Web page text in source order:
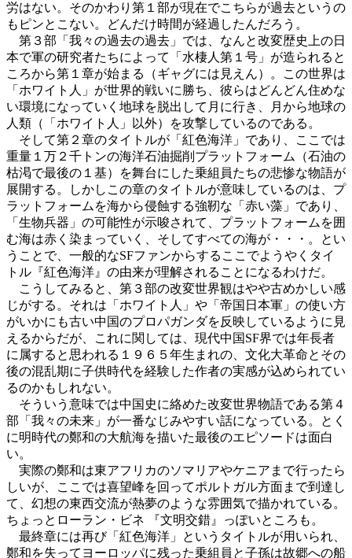
労はない。そのかわり第１部が現在でこちらが過去というの
もピンとこない。どんだけ時間が経過したんだろう。
第３部「我々の過去の過去」では、なんと改変歴史上の日
本で軍の研究者たちによって「水棲人第１号」が造られると
ころから第１章が始まる（ギャグには見えん）。この世界は
「ホワイト人」が世界的戦いに勝ち、彼らはどんどん住めな
い環境になっていく地球を脱出して月に行き、月から地球の
人類（「ホワイト人」以外）を攻撃しているのである。
そして第２章のタイトルが「紅色海洋」であり、ここでは
重量１万２千トンの海洋石油掘削プラットフォーム（石油の
枯渇で最後の１基）を舞台にした乗組員たちの悲惨な物語が
展開する。しかしこの章のタイトルが意味しているのは、プ
ラットフォームを海から侵蝕する強靭な「赤い藻」であり、
「生物兵器」の可能性が示唆されて、プラットフォームを囲
む海は赤く染まっていく、そしてすべての海が・・・。とい
うことで、一般的なSFファンからするここでようやくタイ
トル『紅色海洋』の由来が理解されることになるわけだ。
こうしてみると、第３部の改変世界観はやや古めかしい感
じがする。それは「ホワイト人」や「帝国日本軍」の使い方
がいかにも古い中国のプロパガンダを反映しているように見
えるからだが、これに関しては、現代中国SF界では年長者
に属すると思われる１９６５年生まれの、文化大革命とその
後の混乱期に子供時代を経験した作者の実感が込められてい
るのかもしれない。
そういう意味では中国史に絡めた改変世界物語である第４
部「我々の未来」が一番なじみやすい話になっている。とく
に明時代の鄭和の大航海を描いた最後のエピソードは面白
い。
実際の鄭和は東アフリカのソマリアやケニアまで行ったら
しいが、ここでは喜望峰を回ってポルトガル方面まで到達し
て、幻想の東西交流が熱夢のような雰囲気で描かれている。
ちょっとローラン・ビネ 『文明交錯』っぽいところも。
最終章には再び「紅色海洋」というタイトルが用いられ、
鄭和を失ってヨーロッパに残った乗組員と子孫は故郷への船